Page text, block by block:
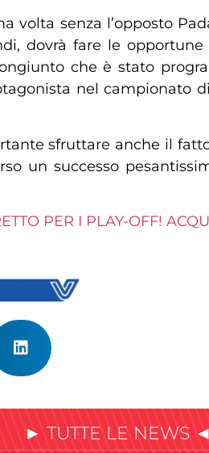
volta senza l’opposto
dovrà fare le
che è stato
nel campionato
sfruttare anche il
un successo
PER I PLAY-OFF!
► TUTTE LE NEWS ◄